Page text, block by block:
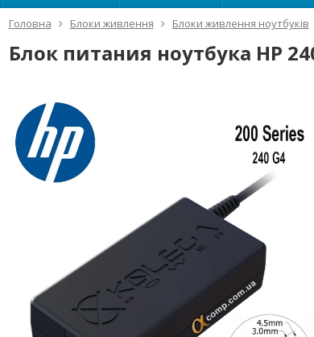
Головна Блоки живлення Блоки живлення ноутбуків
Блок питания ноутбука HP